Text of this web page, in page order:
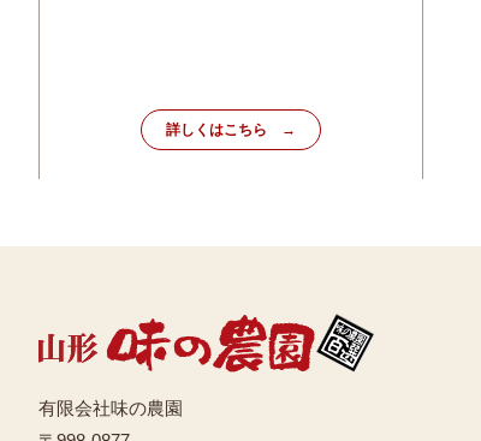
詳しくはこちら
有限会社味の農園